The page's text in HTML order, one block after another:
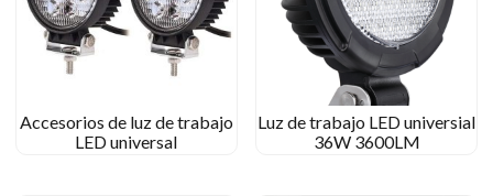
Accesorios de luz de trabajo
LED universal
Luz de trabajo LED universial
36W 3600LM